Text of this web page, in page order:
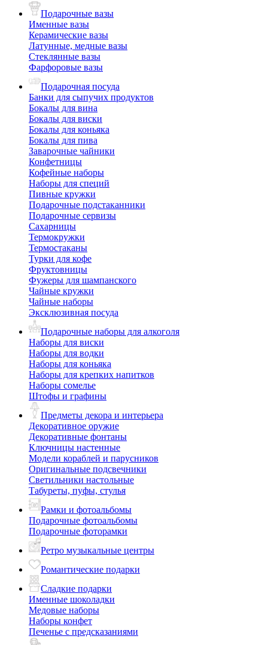
Подарочные вазы
Именные вазы
Керамические вазы
Латунные, медные вазы
Стеклянные вазы
Фарфоровые вазы
Подарочная посуда
Банки для сыпучих продуктов
Бокалы для вина
Бокалы для виски
Бокалы для коньяка
Бокалы для пива
Заварочные чайники
Конфетницы
Кофейные наборы
Наборы для специй
Пивные кружки
Подарочные подстаканники
Подарочные сервизы
Сахарницы
Термокружки
Термостаканы
Турки для кофе
Фруктовницы
Фужеры для шампанского
Чайные кружки
Чайные наборы
Эксклюзивная посуда
Подарочные наборы для алкоголя
Наборы для виски
Наборы для водки
Наборы для коньяка
Наборы для крепких напитков
Наборы сомелье
Штофы и графины
Предметы декора и интерьера
Декоративное оружие
Декоративные фонтаны
Ключницы настенные
Модели кораблей и парусников
Оригинальные подсвечники
Светильники настольные
Табуреты, пуфы, стулья
Рамки и фотоальбомы
Подарочные фотоальбомы
Подарочные фоторамки
Ретро музыкальные центры
Романтические подарки
Сладкие подарки
Именные шоколадки
Медовые наборы
Наборы конфет
Печенье с предсказаниями